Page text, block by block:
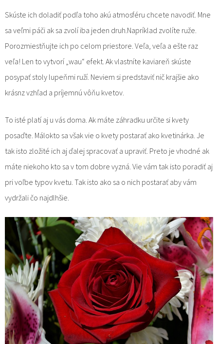
Skúste ich doladiť podľa toho akú atmosféru chcete navodiť. Mne
sa veľmi páči ak sa zvolí iba jeden druh.Napríklad zvolíte ruže.
Porozmiestňujte ich po celom priestore. Veľa, veľa a ešte raz
veľa! Len to vytvorí „wau“ efekt. Ak vlastníte kaviareň skúste
posypať stoly lupeňmi ruží. Neviem si predstaviť nič krajšie ako
krásnz vzhľad a príjemnú vôňu kvetov.
To isté platí aj u vás doma. Ak máte záhradku určite si kvety
posaďte. Málokto sa však vie o kvety postarať ako kvetinárka. Je
tak isto zložité ich aj ďalej spracovať a upraviť. Preto je vhodné ak
máte niekoho kto sa v tom dobre vyzná. Vie vám tak isto poradiť aj
pri voľbe typov kvetu. Tak isto ako sa o nich postarať aby vám
vydržali čo najdlhšie.